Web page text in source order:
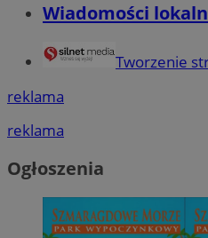
Wiadomości
Tworzenie
reklama
reklama
Ogłoszenia